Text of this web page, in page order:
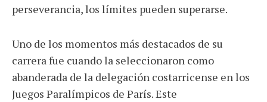
perseverancia, los límites pueden superarse.
Uno de los momentos más destacados de su
carrera fue cuando la seleccionaron como
abanderada de la delegación costarricense en los
Juegos Paralímpicos de París. Este